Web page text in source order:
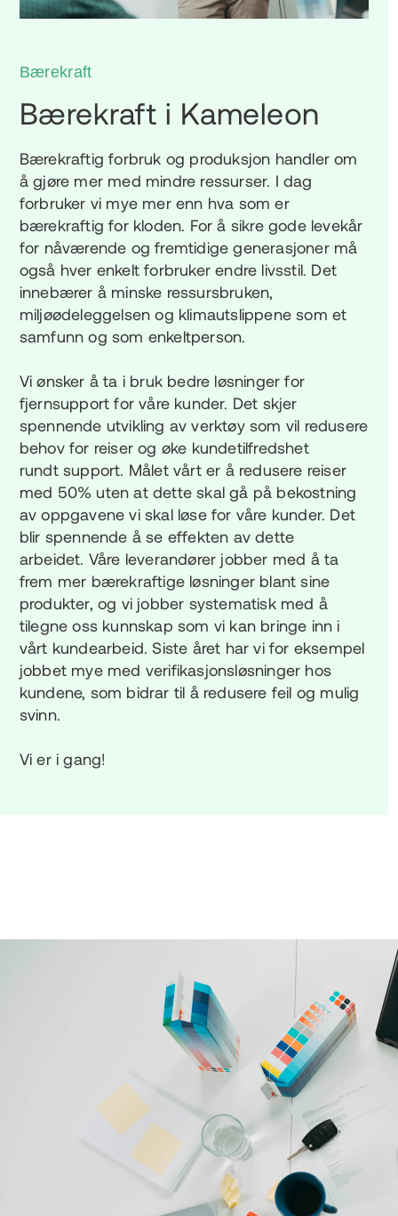
Bærekraft
Bærekraft i Kameleon
Bærekraftig forbruk og produksjon handler om
å gjøre mer med mindre ressurser. I dag
forbruker vi mye mer enn hva som er
bærekraftig for kloden. For å sikre gode levekår
for nåværende og fremtidige generasjoner må
også hver enkelt forbruker endre livsstil. Det
innebærer å minske ressursbruken,
miljøødeleggelsen og klimautslippene som et
samfunn og som enkeltperson.
Vi ønsker å ta i bruk bedre løsninger for
fjernsupport for våre kunder. Det skjer
spennende utvikling av verktøy som vil redusere
behov for reiser og øke kundetilfredshet
rundt support. Målet vårt er å redusere reiser
med 50% uten at dette skal gå på bekostning
av oppgavene vi skal løse for våre kunder. Det
blir spennende å se effekten av dette
arbeidet. Våre leverandører jobber med å ta
frem mer bærekraftige løsninger blant sine
produkter, og vi jobber systematisk med å
tilegne oss kunnskap som vi kan bringe inn i
vårt kundearbeid. Siste året har vi for eksempel
jobbet mye med verifikasjonsløsninger hos
kundene, som bidrar til å redusere feil og mulig
svinn.
Vi er i gang!